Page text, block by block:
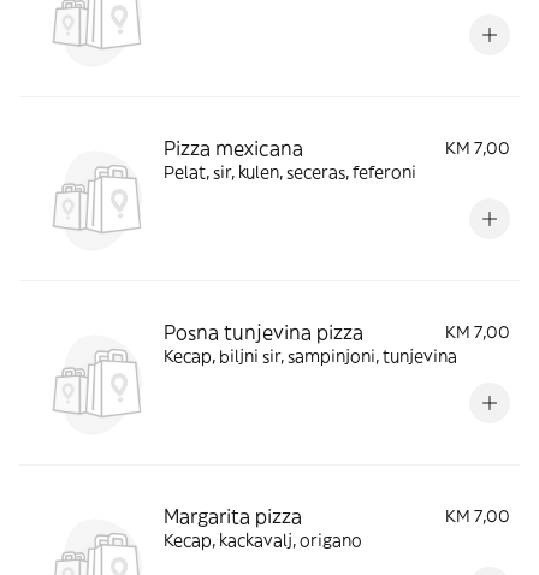
Pizza mexicana
KM 7,00
Pelat, sir, kulen, seceras, feferoni
Posna tunjevina pizza
KM 7,00
Kecap, biljni sir, sampinjoni, tunjevina
Margarita pizza
KM 7,00
Kecap, kackavalj, origano